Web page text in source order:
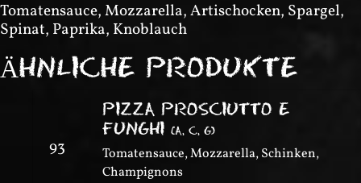
Tomatensauce, Mozzarella, Artischocken, Spargel,
Spinat, Paprika, Knoblauch
ÄHNLICHE PRODUKTE
93
PIZZA PROSCIUTTO E
FUNGHI (A, C, G)
Tomatensauce, Mozzarella, Schinken,
Champignons